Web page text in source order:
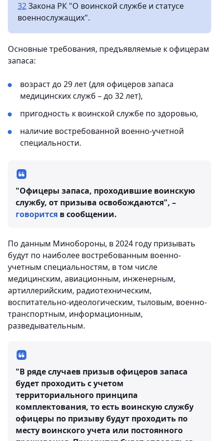
32Закона РК "О воинской службе и статусе
военнослужащих".
Основные требования, предъявляемые к офицерам
запаса:
возраст до 29 лет (для офицеров запаса
медицинских служб – до 32 лет),
пригодность к воинской службе по здоровью,
наличие востребованной военно-учетной
специальности.
"Офицеры запаса, проходившие воинскую
службу, от призыва освобождаются", –
говорится в сообщении.
По данным Минобороны, в 2024 году призывать
будут по наиболее востребованным военно-
учетным специальностям, в том числе
медицинским, авиационным, инженерным,
артиллерийским, радиотехническим,
воспитательно-идеологическим, тыловым, военно-
транспортным, информационным,
разведывательным.
"В ряде случаев призыв офицеров запаса
будет проходить с учетом
территориального принципа
комплектования, то есть воинскую службу
офицеры по призыву будут проходить по
месту воинского учета или постоянного